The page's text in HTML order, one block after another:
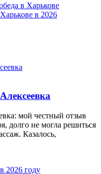
в Харькове
в 2026
мой честный отзыв
долго не могла решиться
Казалось,